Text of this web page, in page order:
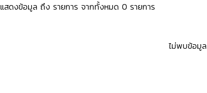
แสดงข้อมูล ถึง รายการ จากทั้งหมด 0 รายการ
ไม่พบข้อมูล